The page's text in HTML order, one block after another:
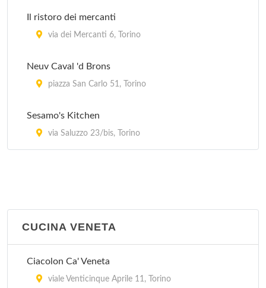
Il ristoro dei mercanti
via dei Mercanti 6, Torino
Neuv Caval 'd Brons
piazza San Carlo 51, Torino
Sesamo's Kitchen
via Saluzzo 23/bis, Torino
CUCINA VENETA
Ciacolon Ca' Veneta
viale Venticinque Aprile 11, Torino